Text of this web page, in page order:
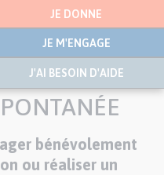
JE DONNE
JE M'ENGAGE
J'AI BESOIN D'AIDE
bénévolement
ou réaliser un